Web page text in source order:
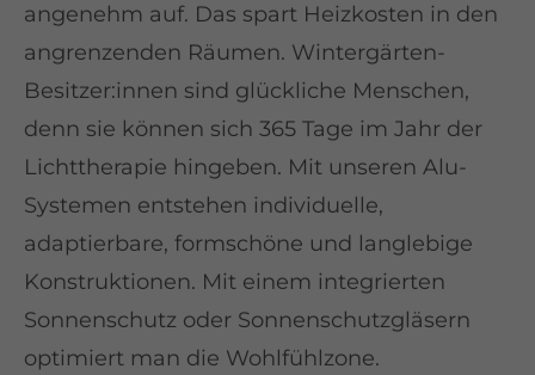
angenehm auf. Das spart Heizkosten in den
angrenzenden Räumen. Wintergärten-
Besitzer:innen sind glückliche Menschen,
denn sie können sich 365 Tage im Jahr der
Lichttherapie hingeben. Mit unseren Alu-
Systemen entstehen individuelle,
adaptierbare, formschöne und langlebige
Konstruktionen. Mit einem integrierten
Sonnenschutz oder Sonnenschutzgläsern
optimiert man die Wohlfühlzone.